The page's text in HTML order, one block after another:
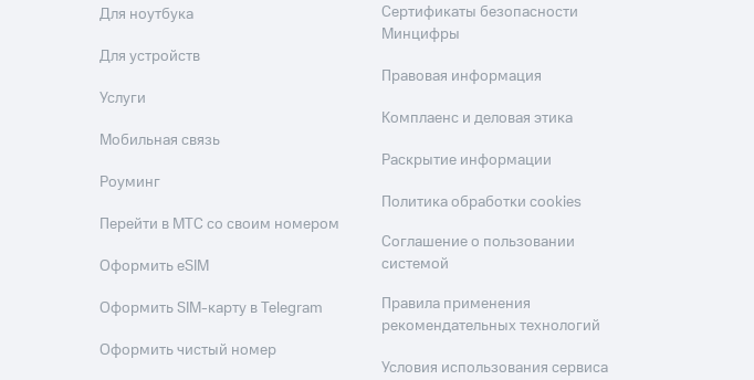
Для ноутбука
Для устройств
Услуги
Мобильная связь
Роуминг
Перейти в МТС со своим номером
Оформить eSIM
Оформить SIM-карту в Telegram
Оформить чистый номер
Сертификаты безопасности
Минцифры
Правовая информация
Комплаенс и деловая этика
Раскрытие информации
Политика обработки cookies
Соглашение о пользовании
системой
Правила применения
рекомендательных технологий
Условия использования сервиса